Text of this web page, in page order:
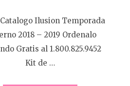
Ilusion Temporada
2018 – 2019 Ordenalo
Gratis al 1.800.825.9452
Kit de …